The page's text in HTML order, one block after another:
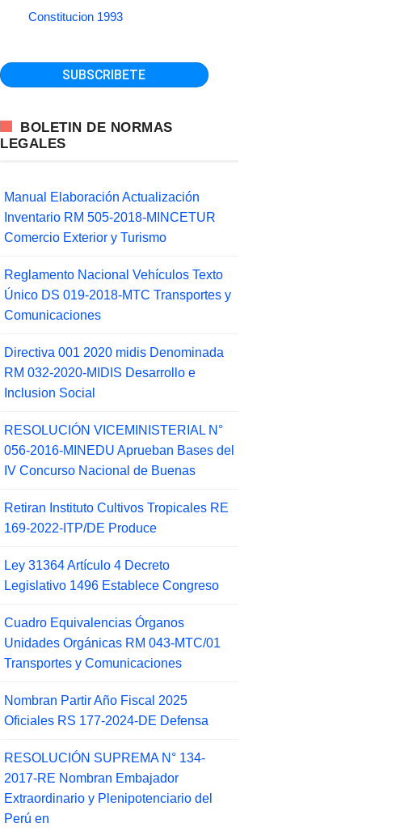
Constitucion 1993
BOLETIN DE NORMAS
LEGALES
Manual Elaboración Actualización
Inventario RM 505-2018-MINCETUR
Comercio Exterior y Turismo
Reglamento Nacional Vehículos Texto
Único DS 019-2018-MTC Transportes y
Comunicaciones
Directiva 001 2020 midis Denominada
RM 032-2020-MIDIS Desarrollo e
Inclusion Social
RESOLUCIÓN VICEMINISTERIAL N°
056-2016-MINEDU Aprueban Bases del
IV Concurso Nacional de Buenas
Retiran Instituto Cultivos Tropicales RE
169-2022-ITP/DE Produce
Ley 31364 Artículo 4 Decreto
Legislativo 1496 Establece Congreso
Cuadro Equivalencias Órganos
Unidades Orgánicas RM 043-MTC/01
Transportes y Comunicaciones
Nombran Partir Año Fiscal 2025
Oficiales RS 177-2024-DE Defensa
RESOLUCIÓN SUPREMA N° 134-
2017-RE Nombran Embajador
Extraordinario y Plenipotenciario del
Perú en